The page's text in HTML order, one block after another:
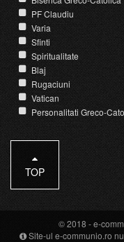
PF Claudiu
Varia
Sfinti
Spiritualitate
Blaj
Rugaciuni
Vatican
Personalitati Greco-
TOP
© 2018 -e-
Site-ul e-communio.ro